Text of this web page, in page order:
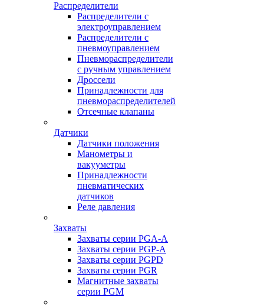
Распределители
Распределители с
электроуправлением
Распределители с
пневмоуправлением
Пневмораспределители
с ручным управлением
Дроссели
Принадлежности для
пневмораспределителей
Отсечные клапаны
Датчики
Датчики положения
Манометры и
вакууметры
Принадлежности
пневматических
датчиков
Реле давления
Захваты
Захваты серии PGA-A
Захваты серии PGP-A
Захваты серии PGPD
Захваты серии PGR
Магнитные захваты
серии PGM